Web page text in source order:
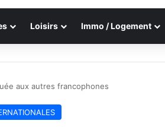
Loisirs Immo / Logement
aux autres francophones